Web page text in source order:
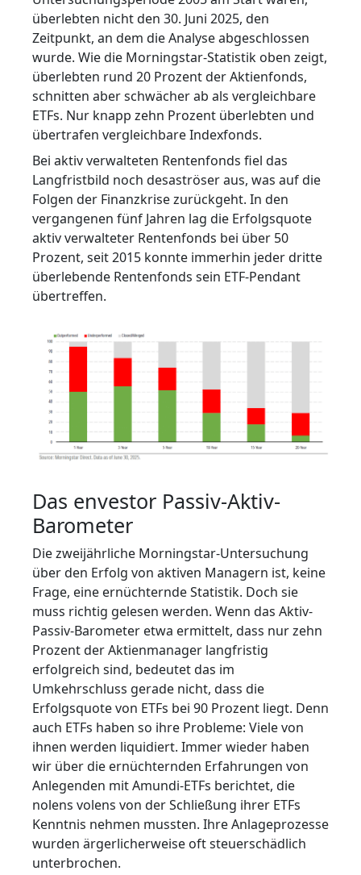
überlebten nicht den 30. Juni 2025, den
Zeitpunkt, an dem die Analyse abgeschlossen
wurde. Wie die Morningstar-Statistik oben zeigt,
überlebten rund 20 Prozent der Aktienfonds,
schnitten aber schwächer ab als vergleichbare
ETFs. Nur knapp zehn Prozent überlebten und
übertrafen vergleichbare Indexfonds.
Bei aktiv verwalteten Rentenfonds fiel das
Langfristbild noch desaströser aus, was auf die
Folgen der Finanzkrise zurückgeht. In den
vergangenen fünf Jahren lag die Erfolgsquote
aktiv verwalteter Rentenfonds bei über 50
Prozent, seit 2015 konnte immerhin jeder dritte
überlebende Rentenfonds sein ETF-Pendant
übertreffen.
Das envestor Passiv-Aktiv-
Barometer
Die zweijährliche Morningstar-Untersuchung
über den Erfolg von aktiven Managern ist, keine
Frage, eine ernüchternde Statistik. Doch sie
muss richtig gelesen werden. Wenn das Aktiv-
Passiv-Barometer etwa ermittelt, dass nur zehn
Prozent der Aktienmanager langfristig
erfolgreich sind, bedeutet das im
Umkehrschluss gerade nicht, dass die
Erfolgsquote von ETFs bei 90 Prozent liegt. Denn
auch ETFs haben so ihre Probleme: Viele von
ihnen werden liquidiert. Immer wieder haben
wir über die ernüchternden Erfahrungen von
Anlegenden mit Amundi-ETFs berichtet, die
nolens volens von der Schließung ihrer ETFs
Kenntnis nehmen mussten. Ihre Anlageprozesse
wurden ärgerlicherweise oft steuerschädlich
unterbrochen.